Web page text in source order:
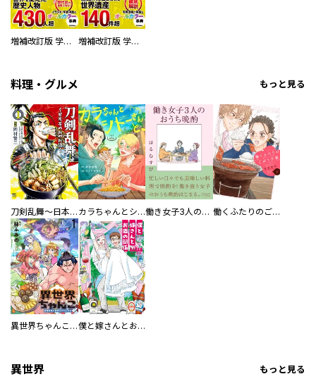
増補改訂版 学研まんが NEW世界の歴史 別巻 人物学習事典 増補改訂版 学研まんが NEW世界の歴史 別巻 世界遺産学習事典
料理・グルメ もっと見る
刀剣乱舞～日本号つれづれ酒～ カラちゃんとシトーさんと、 【分冊版】 働き女子3人のおうち晩酌 働くふたりのごほうび飯
異世界ちゃんこ～横綱目前に召喚されたんだが～ 【連載版】 僕と嫁さんとお酒の関係
異世界 もっと見る